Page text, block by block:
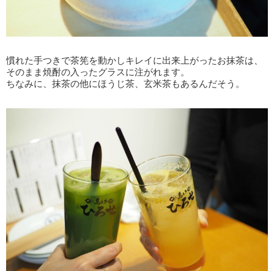
慣れた手つきで茶筅を動かしキレイに出来上がったお抹茶は、
そのまま焼酎の入ったグラスに注がれます。
ちなみに、抹茶の他にほうじ茶、玄米茶もあるんだそう。